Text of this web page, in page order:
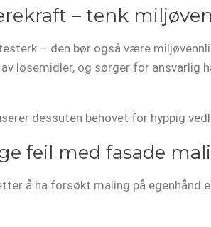
– tenk
– den bør også være
løsemidler, og sørger for
dessuten behovet for hyppig
feil med fasade
å ha forsøkt maling på